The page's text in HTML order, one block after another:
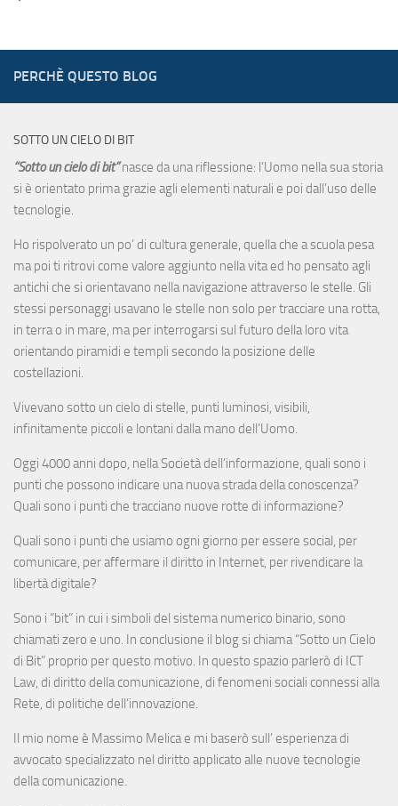
PERCHÈ QUESTO BLOG
SOTTO UN CIELO DI BIT
“Sotto un cielo di bit”nasce da una riflessione: l’Uomo nella sua storia
si è orientato prima grazie agli elementi naturali e poi dall’uso delle
tecnologie.
Ho rispolverato un po’ di cultura generale, quella che a scuola pesa
ma poi ti ritrovi come valore aggiunto nella vita ed ho pensato agli
antichi che si orientavano nella navigazione attraverso le stelle. Gli
stessi personaggi usavano le stelle non solo per tracciare una rotta,
in terra o in mare, ma per interrogarsi sul futuro della loro vita
orientando piramidi e templi secondo la posizione delle
costellazioni.
Vivevano sotto un cielo di stelle, punti luminosi, visibili,
infinitamente piccoli e lontani dalla mano dell’Uomo.
Oggi 4000 anni dopo, nella Società dell’informazione, quali sono i
punti che possono indicare una nuova strada della conoscenza?
Quali sono i punti che tracciano nuove rotte di informazione?
Quali sono i punti che usiamo ogni giorno per essere social, per
comunicare, per affermare il diritto in Internet, per rivendicare la
libertà digitale?
Sono i “bit” in cui i simboli del sistema numerico binario, sono
chiamati zero e uno. In conclusione il blog si chiama “Sotto un Cielo
di Bit” proprio per questo motivo. In questo spazio parlerò di ICT
Law, di diritto della comunicazione, di fenomeni sociali connessi alla
Rete, di politiche dell’innovazione.
Il mio nome è Massimo Melica e mi baserò sull’ esperienza di
avvocato specializzato nel diritto applicato alle nuove tecnologie
della comunicazione.